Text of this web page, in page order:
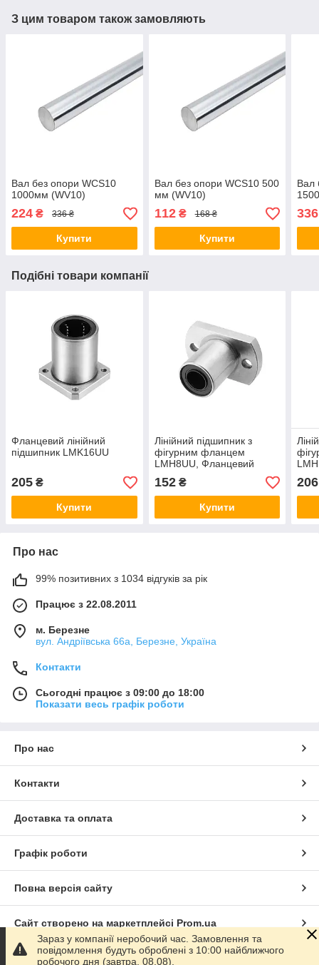
З цим товаром також замовляють
Вал без опори WCS10
1000мм (WV10)
224 ₴ 336 ₴
Купити
Вал без опори WCS10 500
мм (WV10)
112₴ 168 ₴
Купити
Вал
336
Подібні товари компанії
Фланцевий лінійний
підшипник LMK16UU
205 ₴
Купити
Лінійний підшипник з
фігурним фланцем
LMH8UU, Фланцевий
діаметром отвору 8 мм
152₴
Купити
206
Про нас
99% позитивних з 1034 відгуків за рік
Працює з 22.08.2011
м. Березне
вул. Андріївська 66а, Березне, Україна
Контакти
Сьогодні працює з 09:00 до 18:00
Показати весь графік роботи
Про нас
Контакти
Доставка та оплата
Графік роботи
Повна версія сайту
Сайт створено на маркетплейсі Prom.ua
Політика конфіденційності
Зараз у компанії неробочий час. Замовлення та
повідомлення будуть оброблені з 10:00 найближчого
робочого дня (завтра, 08.08).